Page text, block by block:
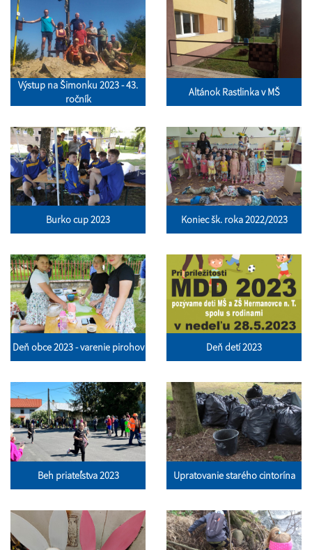
Výstup na Šimonku 2023 - 43.
ročník
Altánok Rastlinka v MŠ
Burko cup 2023 Koniec šk. roka 2022/2023
Deň obce 2023 - varenie pirohov Deň detí 2023
Beh priateľstva 2023 Upratovanie starého cintorína